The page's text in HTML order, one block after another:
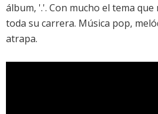
álbum, '.'. Con mucho el tema
toda su carrera. Música pop,
atrapa.